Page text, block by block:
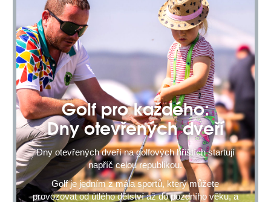
Golf pro každého:
Dny otevřených dveří
Dny otevřených dveří na golfových hřištích startují
napříč celou republikou.
Golf je jedním z mála sportů, který můžete
provozovat od útlého dětství až do pozdního věku, a